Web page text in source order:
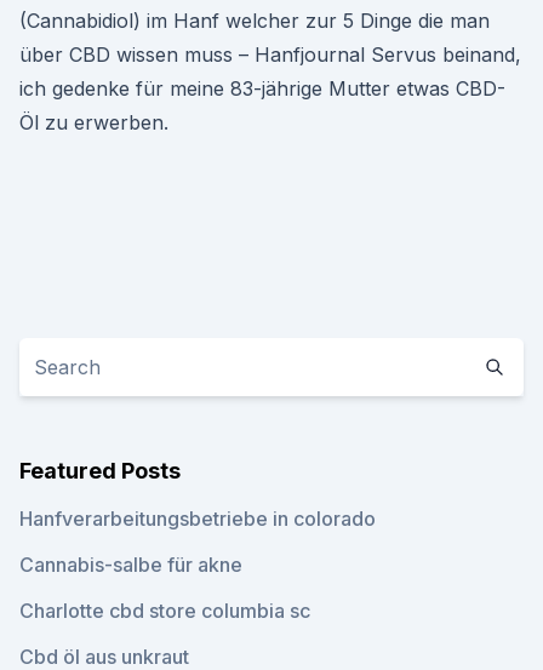
(Cannabidiol) im Hanf welcher zur 5 Dinge die man
über CBD wissen muss – Hanfjournal Servus beinand,
ich gedenke für meine 83-jährige Mutter etwas CBD-
Öl zu erwerben.
Featured Posts
Hanfverarbeitungsbetriebe in colorado
Cannabis-salbe für akne
Charlotte cbd store columbia sc
Cbd öl aus unkraut